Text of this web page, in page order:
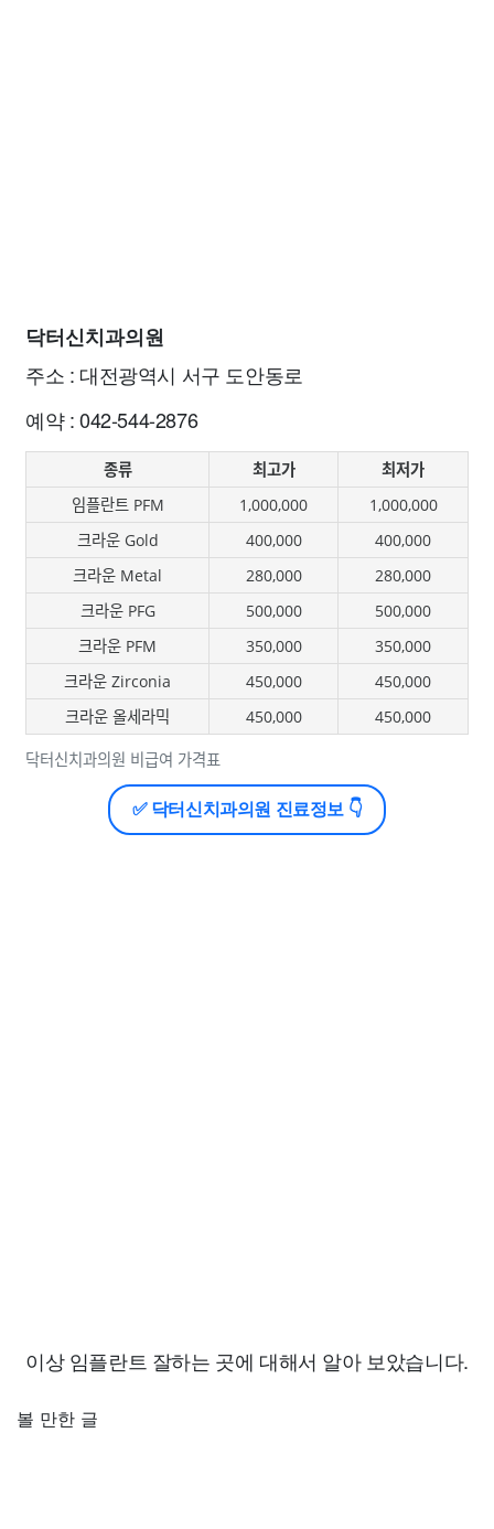
닥터신치과의원
주소 : 대전광역시 서구 도안동로
예약 : 042-544-2876
닥터신치과의원 비급여 가격표
종류 최고가
최저가
임플란트 PFM
1,000,000
1,000,000
크라운 Gold
400,000
400,000
크라운 Metal
280,000
280,000
크라운 PFG
500,000
500,000
크라운 PFM
350,000
350,000
크라운 Zirconia
450,000
450,000
크라운 올세라믹
450,000 450,000
✅ 닥터신치과의원 진료정보 👇
이상 임플란트 잘하는 곳에 대해서 알아 보았습니다.
볼 만한 글